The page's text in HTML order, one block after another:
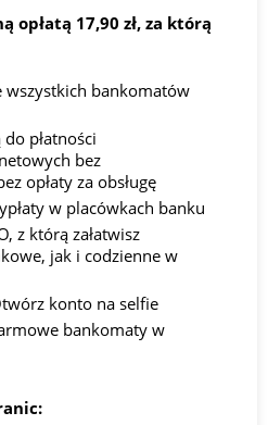
opłatą 17,90 zł, za którą
wszystkich bankomatów
płatności
bez
opłaty za obsługę
w placówkach banku
z którą załatwisz
jak i codzienne w
konto na selfie
bankomaty w